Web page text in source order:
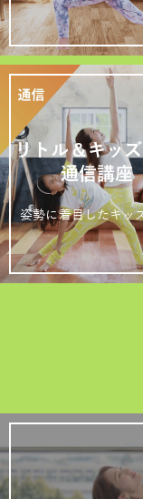
リトル＆キッ
通信講座
姿勢に着目したキッ